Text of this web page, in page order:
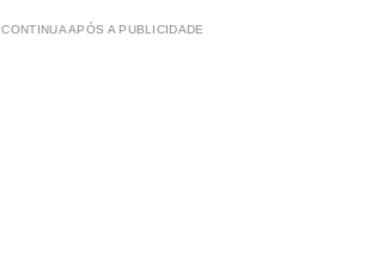
CONTINUA APÓS A PUBLICIDADE